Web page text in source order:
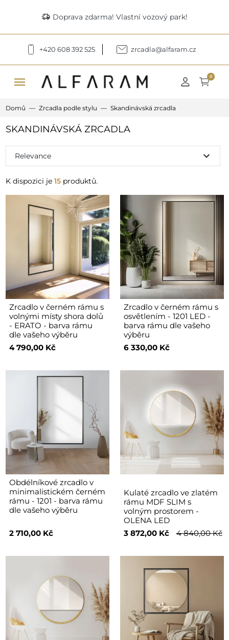
delivery_truck_speed Doprava zdarma! Vlastní vozový park!
+420 608 392 525 zrcadla@alfaram.cz
menu 0
Domů Zrcadla podle stylu Skandinávská zrcadla
SKANDINÁVSKÁ ZRCADLA
K dispozici je 15produktů.
Relevance expand_more
Zrcadlo v černém rámu s
volnými místy shora dolů
- ERATO - barva rámu
dle vašeho výběru
4 790,00 Kč
Zrcadlo v černém rámu s
osvětlením - 1201 LED -
barva rámu dle vašeho
výběru
6 330,00 Kč
Obdélníkové zrcadlo v
minimalistickém černém
rámu - 1201 - barva rámu
dle vašeho výběru
2 710,00 Kč
Kulaté zrcadlo ve zlatém
rámu MDF SLIM s
volným prostorem -
OLENA LED
3 872,00 Kč
4 840,00 Kč